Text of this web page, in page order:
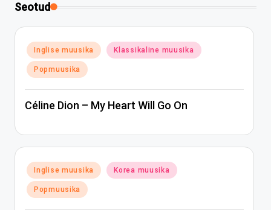
Seotud
Posted
in
Inglise muusika Klassikaline muusika
Popmuusika
Céline Dion – My Heart Will Go On
Posted
in
Inglise muusika Korea muusika
Popmuusika